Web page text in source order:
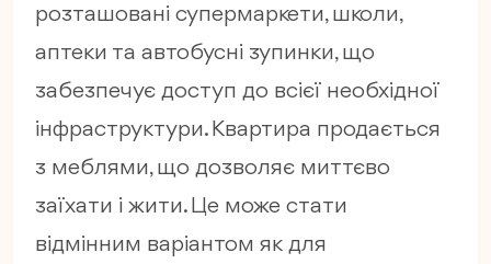
розташовані супермаркети, школи,
аптеки та автобусні зупинки, що
забезпечує доступ до всієї необхідної
інфраструктури. Квартира продається
з меблями, що дозволяє миттєво
заїхати і жити. Це може стати
відмінним варіантом як для